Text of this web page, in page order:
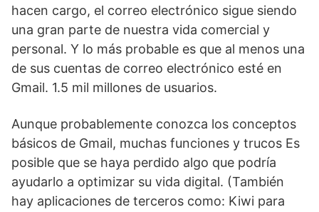
hacen cargo, el correo electrónico sigue siendo
una gran parte de nuestra vida comercial y
personal. Y lo más probable es que al menos una
de sus cuentas de correo electrónico esté en
Gmail. 1.5 mil millones de usuarios.
Aunque probablemente conozca los conceptos
básicos de Gmail, muchas funciones y trucos Es
posible que se haya perdido algo que podría
ayudarlo a optimizar su vida digital. (También
hay aplicaciones de terceros como: Kiwi para